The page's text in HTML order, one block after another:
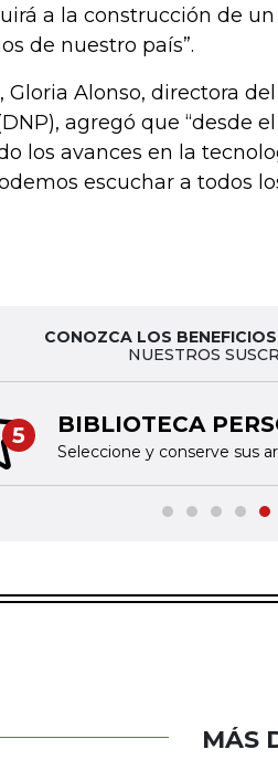
a la construcción de
de nuestro país”.
Gloria Alonso, directora
agregó que “desde
los avances en la
escuchar a todos
CONOZCA LOS
NUESTROS
5 BIBLIOTECA
Seleccione y conserve sus
MÁS